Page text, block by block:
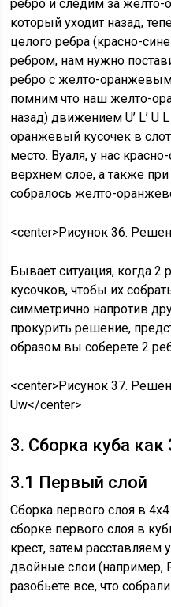
ребро и следим за
который уходит назад,
целого ребра (красно-
ребром, нам нужно
ребро с желто-
помним что наш желто-
назад) движением U’ L’ U
оранжевый кусочек в
место. Вуаля, у нас
верхнем слое, а также
собралось желто-
<center>Рисунок 36.
Бывает ситуация, когда 2
кусочков, чтобы их
симметрично напротив
прокурить решение,
образом вы соберете 2
<center>Рисунок 37.
Uw</center>
3. Сборка куба как
3.1 Первый слой
Сборка первого слоя в
сборке первого слоя в
крест, затем расставляем
двойные слои (например,
разобьете все, что собрали.